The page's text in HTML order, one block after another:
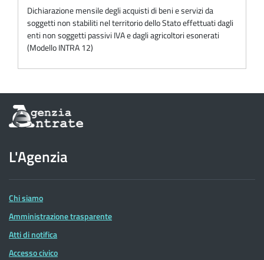
Dichiarazione mensile degli acquisti di beni e servizi da
soggetti non stabiliti nel territorio dello Stato effettuati dagli
enti non soggetti passivi IVA e dagli agricoltori esonerati
(Modello INTRA 12)
Informazioni
sul
dell'Agenzia
delle
Entrate
L'Agenzia
Chi siamo
Amministrazione trasparente
Atti di notifica
Accesso civico